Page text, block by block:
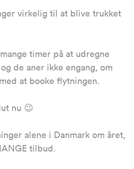
virkelig til at blive trukket
timer på at udregne
de aner ikke engang, om
at booke flytningen.
nu 😉
alene i Danmark om året,
tilbud.